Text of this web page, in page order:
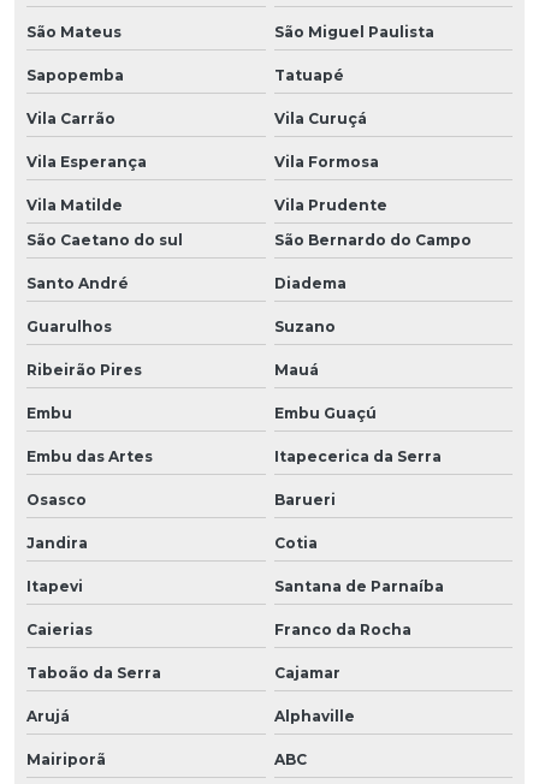
São Mateus São Miguel Paulista
Sapopemba Tatuapé
Vila Carrão Vila Curuçá
Vila Esperança Vila Formosa
Vila Matilde
Vila Prudente
São Caetano do sul
São Bernardo do Campo
Santo André Diadema
Guarulhos Suzano
Ribeirão Pires Mauá
Embu Embu Guaçú
Embu das Artes Itapecerica da Serra
Osasco Barueri
Jandira Cotia
Itapevi Santana de Parnaíba
Caierias Franco da Rocha
Taboão da Serra Cajamar
Arujá Alphaville
Mairiporã ABC